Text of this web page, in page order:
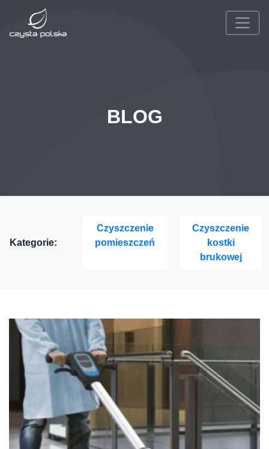
BLOG
Kategorie:
Czyszczenie
pomieszczeń
Czyszczenie
kostki
brukowej